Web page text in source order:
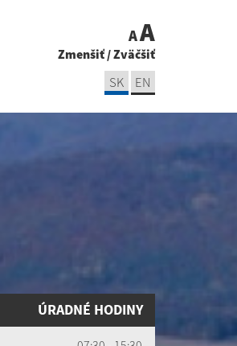
AA
Zmenšiť/Zväčšiť
SK EN
ÚRADNÉ HODINY